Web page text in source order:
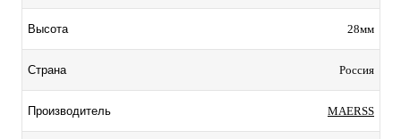
Высота 28мм
Страна Россия
Производитель MAERSS